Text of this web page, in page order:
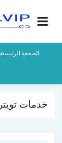
الصفحة الرئيسية
خدمات تويتر